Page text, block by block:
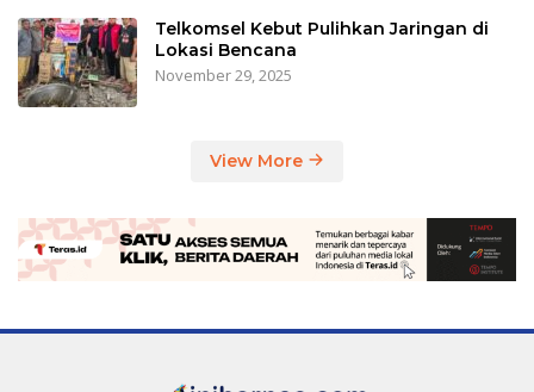
Telkomsel Kebut Pulihkan Jaringan di
Lokasi Bencana
November 29, 2025
View More